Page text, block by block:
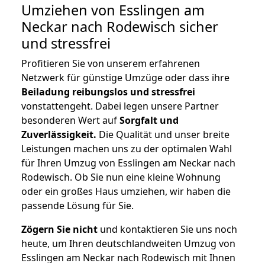
Umziehen von Esslingen am
Neckar nach Rodewisch sicher
und stressfrei
Profitieren Sie von unserem erfahrenen
Netzwerk für günstige Umzüge oder dass ihre
Beiladung reibungslos und stressfrei
vonstattengeht. Dabei legen unsere Partner
besonderen Wert aufSorgfalt und
Zuverlässigkeit. Die Qualität und unser breite
Leistungen machen uns zu der optimalen Wahl
für Ihren Umzug von Esslingen am Neckar nach
Rodewisch. Ob Sie nun eine kleine Wohnung
oder ein großes Haus umziehen, wir haben die
passende Lösung für Sie.
Zögern Sie nicht und kontaktieren Sie uns noch
heute, um Ihren deutschlandweiten Umzug von
Esslingen am Neckar nach Rodewisch mit Ihnen